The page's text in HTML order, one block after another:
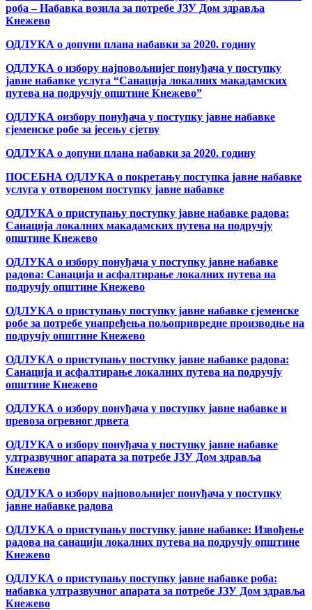
роба – Набавка возила за потребе ЈЗУ Дом здравља
Кнежево
ОДЛУКА о допуни плана набавки за 2020. годину
ОДЛУКА о избору најповољнијег понуђача у поступку
јавне набавке услуга “Санација локалних макадамских
путева на подручју општине Кнежево”
ОДЛУКА оизбору понуђача у поступку јавне набавке
сјеменске робе за јесењу сјетву
ОДЛУКА о допуни плана набавки за 2020. годину
ПОСЕБНА ОДЛУКА о покретању поступка јавне набавке
услуга у отвореном поступку јавне набавке
ОДЛУКА о приступању поступку јавне набавке радова:
Санација локалних макадамских путева на подручју
општине Кнежево
ОДЛУКА о избору понуђача у поступку јавне набавке
радова: Санација и асфалтирање локалних путева на
подручју општине Кнежево
ОДЛУКА о приступању поступку јавне набавке сјеменске
робе за потребе унапређења пољопривредне производње на
подручју општине Кнежево
ОДЛУКА о приступању поступку јавне набавке радова:
Санација и асфалтирање локалних путева на подручју
општине Кнежево
ОДЛУКА о избору понуђача у поступку јавне набавке и
превоза огревног дрвета
ОДЛУКА о избору понуђача у поступку јавне набавке
ултразвучног апарата за потребе ЈЗУ Дом здравља
Кнежево
ОДЛУКА о избору најповољнијег понуђача у поступку
јавне набавке радова
ОДЛУКА о приступању поступку јавне набавке: Извођење
радова на санацији локалних путева на подручју општине
Кнежево
ОДЛУКА о приступању поступку јавне набавке роба:
набавка ултразвучног апарата за потребе ЈЗУ Дом здравља
Кнежево